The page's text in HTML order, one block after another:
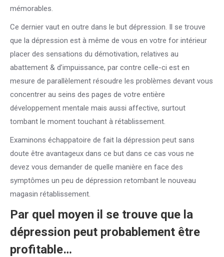
mémorables.
Ce dernier vaut en outre dans le but dépression. Il se trouve
que la dépression est à même de vous en votre for intérieur
placer des sensations du démotivation, relatives au
abattement & d’impuissance, par contre celle-ci est en
mesure de parallèlement résoudre les problèmes devant vous
concentrer au seins des pages de votre entière
développement mentale mais aussi affective, surtout
tombant le moment touchant à rétablissement.
Examinons échappatoire de fait la dépression peut sans
doute être avantageux dans ce but dans ce cas vous ne
devez vous demander de quelle manière en face des
symptômes un peu de dépression retombant le nouveau
magasin rétablissement.
Par quel moyen il se trouve que la
dépression peut probablement être
profitable…